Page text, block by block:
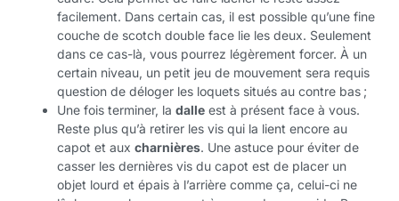
facilement. Dans certain cas, il est possible qu’une fine
couche de scotch double face lie les deux. Seulement
dans ce cas-là, vous pourrez légèrement forcer. À un
certain niveau, un petit jeu de mouvement sera requis
question de déloger les loquets situés au contre bas ;
Une fois terminer, la dalle est à présent face à vous.
Reste plus qu’à retirer les vis qui la lient encore au
capot et aux charnières. Une astuce pour éviter de
casser les dernières vis du capot est de placer un
objet lourd et épais à l’arrière comme ça, celui-ci ne